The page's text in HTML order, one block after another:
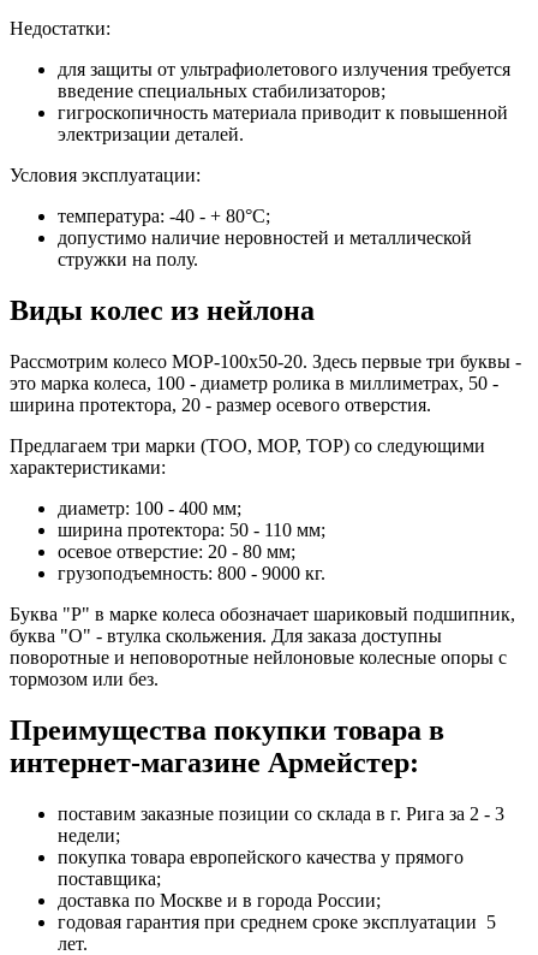
Недостатки:
для защиты от ультрафиолетового излучения требуется
введение специальных стабилизаторов;
гигроскопичность материала приводит к повышенной
электризации деталей.
Условия эксплуатации:
температура: -40 - + 80°C;
допустимо наличие неровностей и металлической
стружки на полу.
Виды колес из нейлона
Рассмотрим колесо MOP-100x50-20. Здесь первые три буквы -
это марка колеса, 100 - диаметр ролика в миллиметрах, 50 -
ширина протектора, 20 - размер осевого отверстия.
Предлагаем три марки (TOO, MOP, TOP) со следующими
характеристиками:
диаметр: 100 - 400 мм;
ширина протектора: 50 - 110 мм;
осевое отверстие: 20 - 80 мм;
грузоподъемность: 800 - 9000 кг.
Буква "P" в марке колеса обозначает шариковый подшипник,
буква "О" - втулка скольжения. Для заказа доступны
поворотные и неповоротные нейлоновые колесные опоры с
тормозом или без.
Преимущества покупки товара в
интернет-магазине Армейстер:
поставим заказные позиции со склада в г. Рига за 2 - 3
недели;
покупка товара европейского качества у прямого
поставщика;
доставка по Москве и в города России;
годовая гарантия при среднем сроке эксплуатации 5
лет.